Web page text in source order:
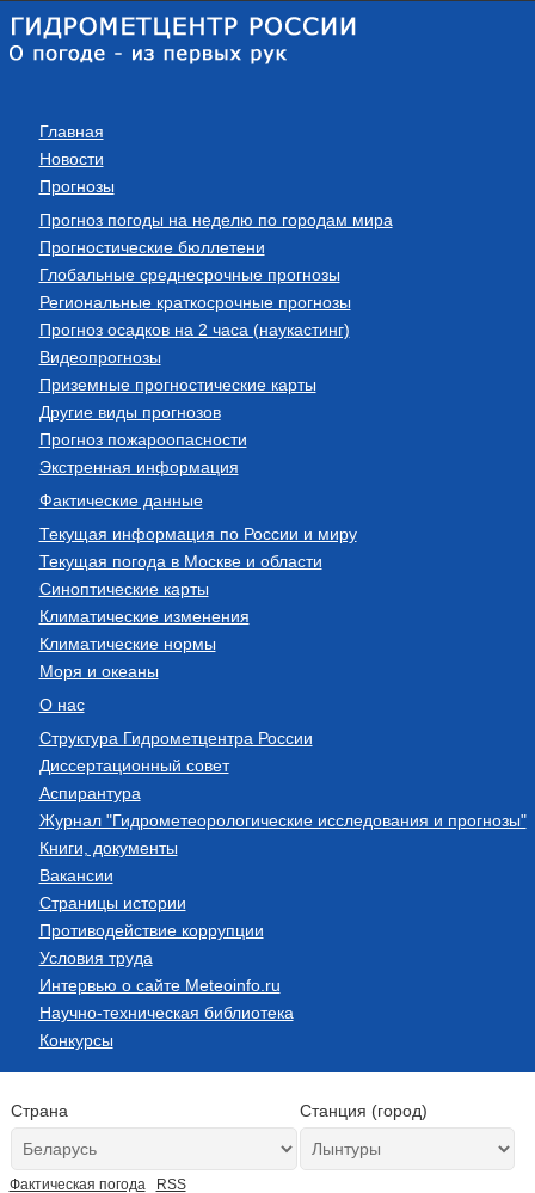
Главная
Новости
Прогнозы
Прогноз погоды на неделю по городам мира
Прогностические бюллетени
Глобальные среднесрочные прогнозы
Региональные краткосрочные прогнозы
Прогноз осадков на 2 часа (наукастинг)
Видеопрогнозы
Приземные прогностические карты
Другие виды прогнозов
Прогноз пожароопасности
Экстренная информация
Фактические данные
Текущая информация по России и миру
Текущая погода в Москве и области
Синоптические карты
Климатические изменения
Климатические нормы
Моря и океаны
О нас
Структура Гидрометцентра России
Диссертационный совет
Аспирантура
Журнал "Гидрометеорологические исследования и прогнозы"
Книги, документы
Вакансии
Страницы истории
Противодействие коррупции
Условия труда
Интервью о сайте Meteoinfo.ru
Научно-техническая библиотека
Конкурсы
Страна Станция (город)
Фактическая погода RSS